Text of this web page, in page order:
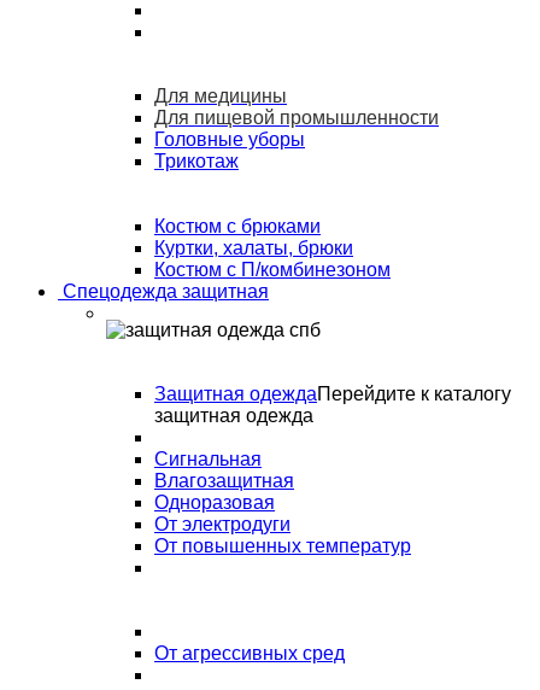
Для медицины
Для пищевой промышленности
Головные уборы
Трикотаж
Костюм с брюками
Куртки, халаты, брюки
Костюм с П/комбинезоном
Спецодежда защитная
Защитная одеждаПерейдите к каталогу
защитная одежда
Сигнальная
Влагозащитная
Одноразовая
От электродуги
От повышенных температур
От агрессивных сред